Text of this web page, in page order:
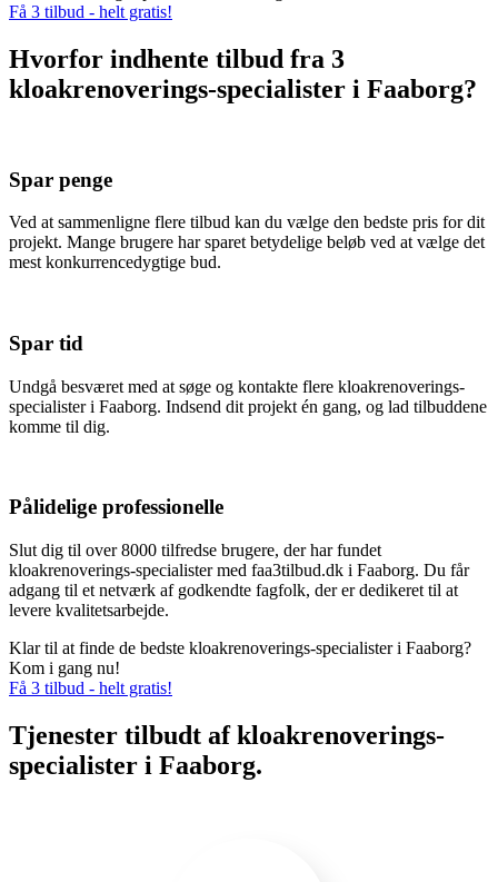
Få 3 tilbud - helt gratis!
Hvorfor indhente tilbud fra 3
kloakrenoverings-specialister i Faaborg?
Spar penge
Ved at sammenligne flere tilbud kan du vælge den bedste pris for dit
projekt. Mange brugere har sparet betydelige beløb ved at vælge det
mest konkurrencedygtige bud.
Spar tid
Undgå besværet med at søge og kontakte flere kloakrenoverings-
specialister i Faaborg. Indsend dit projekt én gang, og lad tilbuddene
komme til dig.
Pålidelige professionelle
Slut dig til over 8000 tilfredse brugere, der har fundet
kloakrenoverings-specialister med faa3tilbud.dk i Faaborg. Du får
adgang til et netværk af godkendte fagfolk, der er dedikeret til at
levere kvalitetsarbejde.
Klar til at finde de bedste kloakrenoverings-specialister i Faaborg?
Kom i gang nu!
Få 3 tilbud - helt gratis!
Tjenester tilbudt af kloakrenoverings-
specialister i Faaborg.